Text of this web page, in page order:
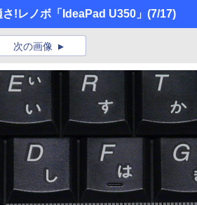
!レノボ「IdeaPad U350」 (7/17)
次の画像